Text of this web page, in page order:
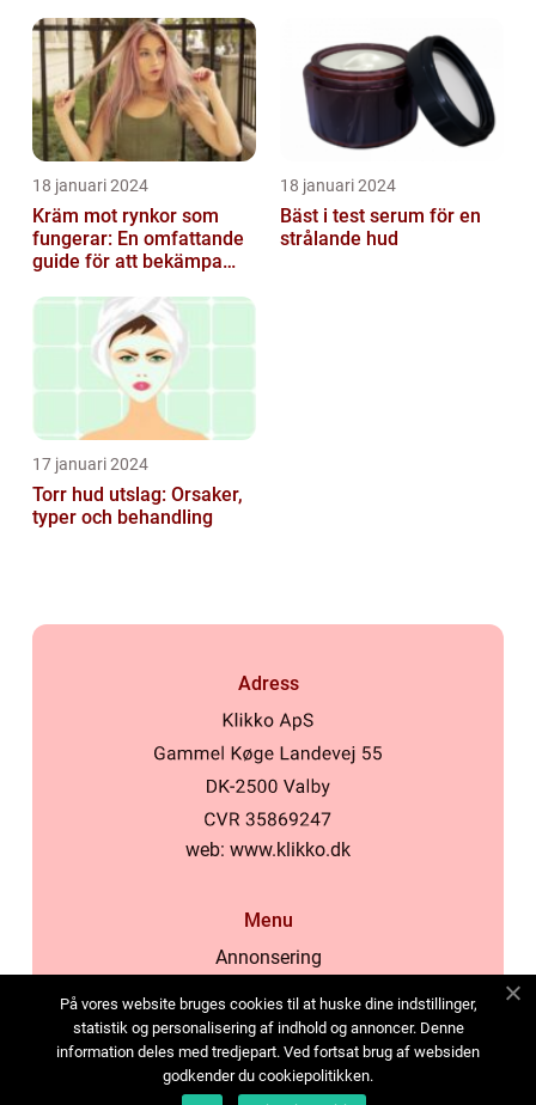
18 januari 2024
Kräm mot rynkor som
fungerar: En omfattande
guide för att bekämpa
18 januari 2024
Bäst i test serum för en
strålande hud
17 januari 2024
Torr hud utslag: Orsaker,
typer och behandling
Adress
web: www.klikko.dk
Menu
Annonsering
Cookies
Kontakta oss
Sitemap
På vores website bruges cookies til at huske dine indstillinger,
statistik og personalisering af indhold og annoncer. Denne
information deles med tredjepart. Ved fortsat brug af websiden
godkender du cookiepolitikken.